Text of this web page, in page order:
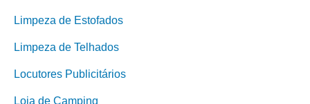
Limpeza de Estofados
Limpeza de Telhados
Locutores Publicitários
Loja de Camping